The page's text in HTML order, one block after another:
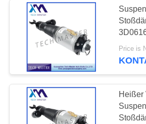
PRIVATSPHÄRE
POLITIK
Price is
Heißer